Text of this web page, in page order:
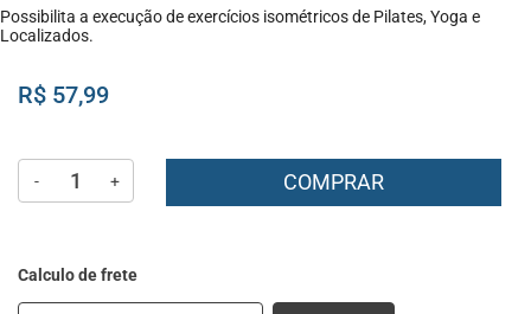
Possibilita a execução de exercícios isométricos de Pilates, Yoga e
Localizados.
R$ 57,99
- + COMPRAR